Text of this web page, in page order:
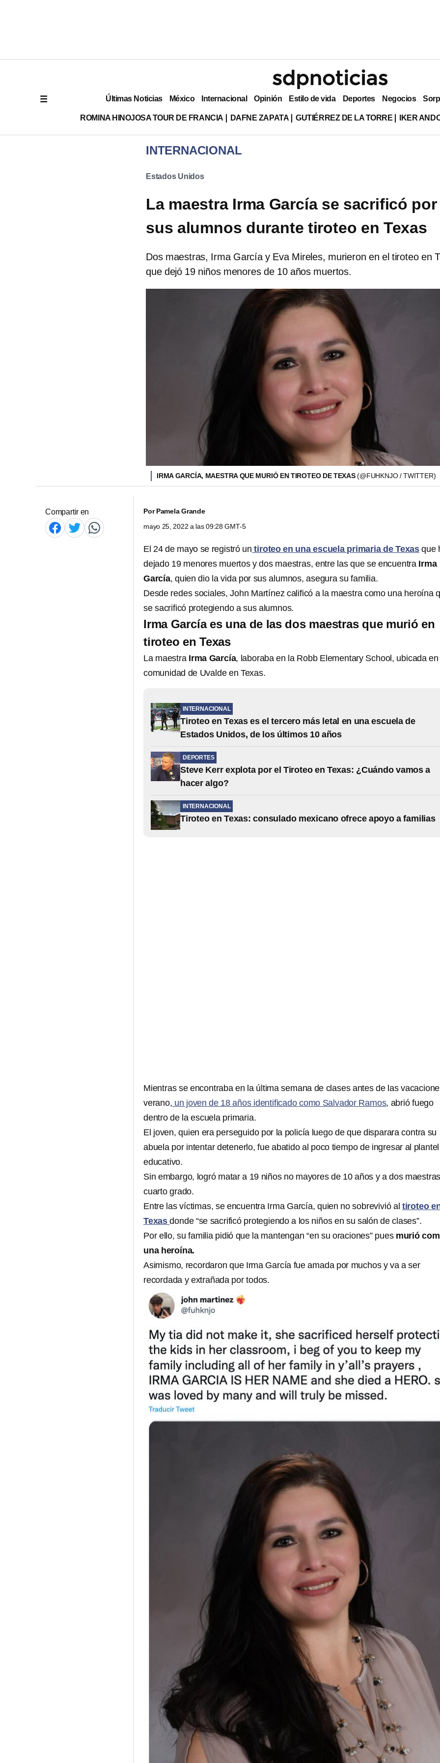
Últimas Noticias México Internacional Opinión Estilo de vida Deportes Negocios
ROMINA HINOJOSA TOUR DE FRANCIA DAFNE ZAPATA GUTIÉRREZ DE LA TORRE IKER
INTERNACIONAL
Estados Unidos
La maestra Irma García se sacrificó por
sus alumnos durante tiroteo en Texas
Dos maestras, Irma García y Eva Mireles, murieron en el tiroteo en
que dejó 19 niños menores de 10 años muertos.
IRMA GARCÍA, MAESTRA QUE MURIÓ EN TIROTEO DE TEXAS(@FUHKNJO / TWITTER)
Compartir en PorPamela Grande
mayo 25, 2022 a las 09:28 GMT-5
El 24 de mayo se registró un tiroteo en una escuela primaria de Texas que
dejado 19 menores muertos y dos maestras, entre las que se encuentra Irma
García, quien dio la vida por sus alumnos, asegura su familia.
Desde redes sociales, John Martínez calificó a la maestra como una heroína
se sacrificó protegiendo a sus alumnos.
Irma García es una de las dos maestras que murió en
tiroteo en Texas
La maestraIrma García, laboraba en la Robb Elementary School, ubicada
comunidad de Uvalde en Texas.
INTERNACIONAL
Tiroteo en Texas es el tercero más letal en una escuela de
Estados Unidos, de los últimos 10 años
DEPORTES
Steve Kerr explota por el Tiroteo en Texas: ¿Cuándo vamos a
hacer algo?
INTERNACIONAL
Tiroteo en Texas: consulado mexicano ofrece apoyo a familias
Mientras se encontraba en la última semana de clases antes de las
verano, un joven de 18 años identificado como Salvador Ramos, abrió fuego
dentro de la escuela primaria.
El joven, quien era perseguido por la policía luego de que disparara contra su
abuela por intentar detenerlo, fue abatido al poco tiempo de ingresar al plantel
educativo.
Sin embargo, logró matar a 19 niños no mayores de 10 años y a dos
cuarto grado.
Entre las víctimas, se encuentra Irma García, quien no sobrevivió al tiroteo
Texas donde “se sacrificó protegiendo a los niños en su salón de clases”.
Por ello, su familia pidió que la mantengan “en su oraciones” puesmurió
una heroína.
Asimismo, recordaron que Irma García fue amada por muchos y va a ser
recordada y extrañada por todos.